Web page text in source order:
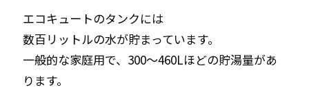
エコキュートのタンクには
数百リットルの水が貯まっています。
一般的な家庭用で、300〜460Lほどの貯湯量があ
ります。